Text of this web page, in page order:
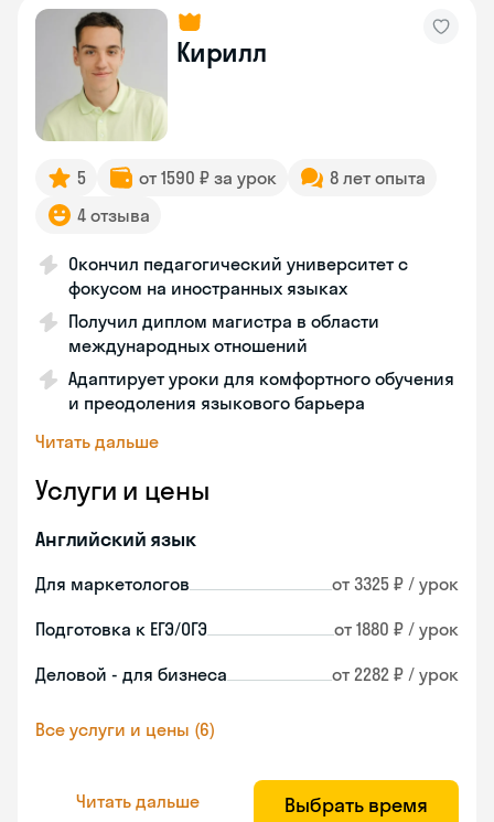
Кирилл
5 от 1590 ₽ за урок
8 лет опыта
4 отзыва
Окончил педагогический университет с
фокусом на иностранных языках
Получил диплом магистра в области
международных отношений
Адаптирует уроки для комфортного обучения
и преодоления языкового барьера
Читать дальше
Услуги и цены
Английский язык
Для маркетологов от 3325 ₽ / урок
Подготовка к ЕГЭ/ОГЭ от 1880 ₽ / урок
Деловой - для бизнеса от 2282 ₽ / урок
Все услуги и цены (6)
Читать дальше Выбрать время